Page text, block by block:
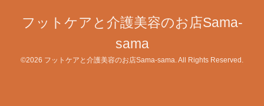
フットケアと介護美容のお店Sama-
sama
©2026 フットケアと介護美容のお店Sama-sama. All Rights Reserved.